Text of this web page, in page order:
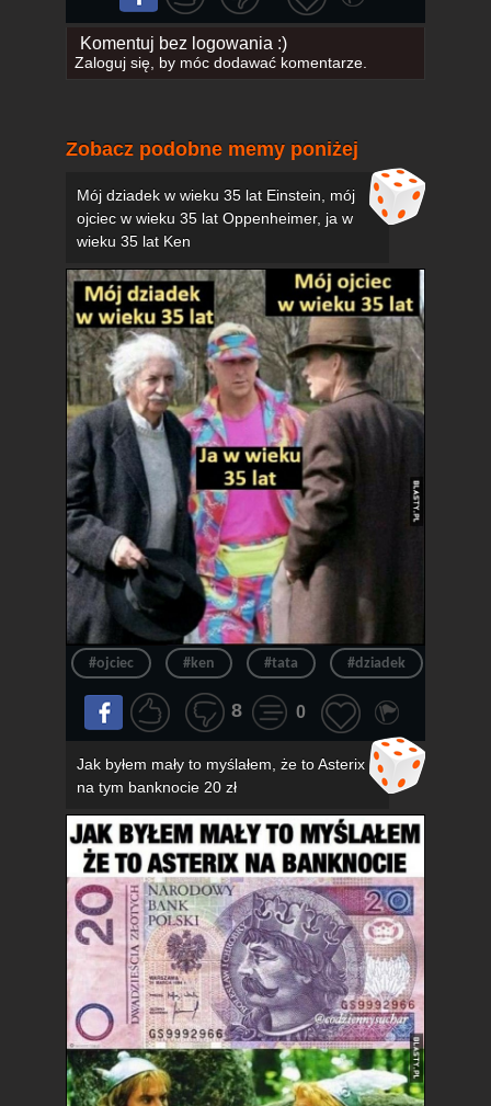
Komentuj bez logowania :)
Zaloguj się, by móc dodawać komentarze.
Zobacz podobne memy poniżej
Mój dziadek w wieku 35 lat Einstein, mój
ojciec w wieku 35 lat Oppenheimer, ja w
wieku 35 lat Ken
#ojciec #ken #tata #dziadek
8 0
Jak byłem mały to myślałem, że to Asterix
na tym banknocie 20 zł